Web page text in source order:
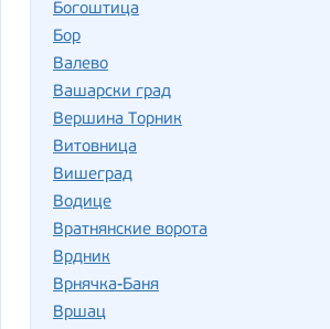
Богоштица
Бор
Валево
Вашарски град
Вершина Торник
Витовница
Вишеград
Водице
Вратнянские ворота
Врдник
Врнячка-Баня
Вршац